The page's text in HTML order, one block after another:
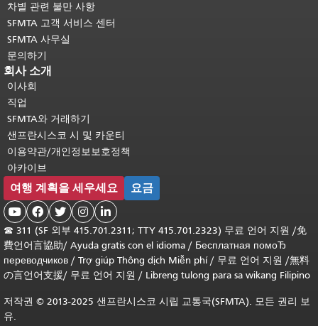
차별 관련 불만 사항
SFMTA 고객 서비스 센터
SFMTA 사무실
문의하기
회사 소개
이사회
직업
SFMTA와 거래하기
샌프란시스코 시 및 카운티
이용약관/개인정보보호정책
아카이브
여행 계획을 세우세요 요금
    
☎ 311 (SF 외부 415.701.2311; TTY 415.701.2323) 무료 언어 지원 /免
費언어言協助/ Ayuda gratis con el idioma / Бесплатная помоЂ
переводчиков / Trợ giúp Thông dịch Miễn phí/ 무료 언어 지원 /無料
の言언어支援/ 무료 언어 지원 / Libreng tulong para sa wikang Filipino
저작권 © 2013-2025 샌프란시스코 시립 교통국(SFMTA). 모든 권리 보
유.